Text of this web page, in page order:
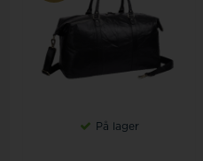
På lager